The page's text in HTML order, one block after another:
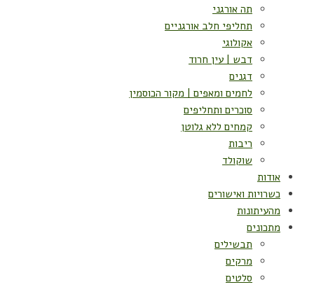
תה אורגני
תחליפי חלב אורגניים
אקולוגי
דבש | עין חרוד
דגנים
לחמים ומאפים | מקור הכוסמין
סוכרים ותחליפים
קמחים ללא גלוטן
ריבות
שוקולד
אודות
כשרויות ואישורים
מהעיתונות
מתכונים
תבשילים
מרקים
סלטים